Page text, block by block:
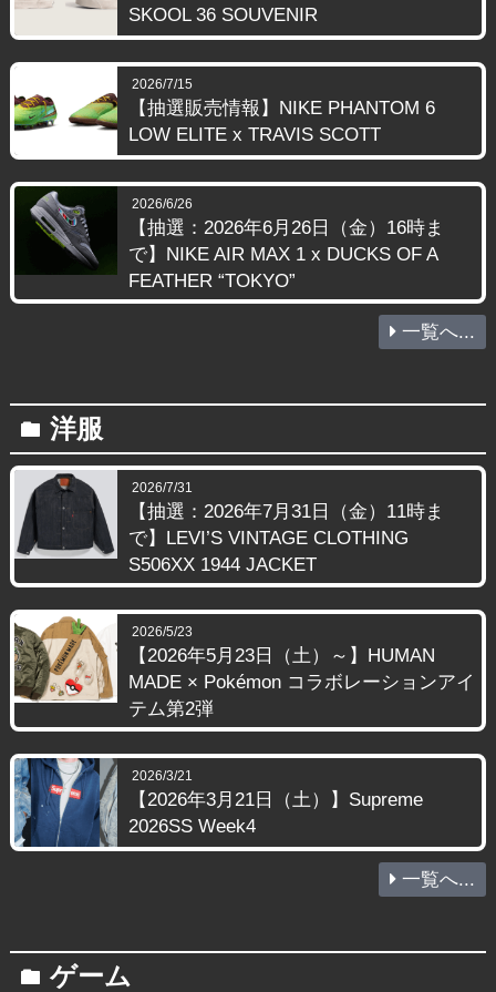
SKOOL 36 SOUVENIR
2026/7/15
【抽選販売情報】NIKE PHANTOM 6
LOW ELITE x TRAVIS SCOTT
2026/6/26
【抽選：2026年6月26日（金）16時ま
で】NIKE AIR MAX 1 x DUCKS OF A
FEATHER “TOKYO”
一覧へ...
folder 洋服
2026/7/31
【抽選：2026年7月31日（金）11時ま
で】LEVI’S VINTAGE CLOTHING
S506XX 1944 JACKET
2026/5/23
【2026年5月23日（土）～】HUMAN
MADE × Pokémon コラボレーションアイ
テム第2弾
2026/3/21
【2026年3月21日（土）】Supreme
2026SS Week4
一覧へ...
folder ゲーム